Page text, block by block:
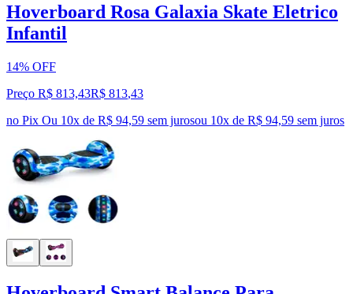
Hoverboard Rosa Galaxia Skate Eletrico
Infantil
14% OFF
Preço R$ 813,43R$ 813,43
no Pix Ou 10x de R$ 94,59 sem jurosou 10x de R$ 94,59 sem juros